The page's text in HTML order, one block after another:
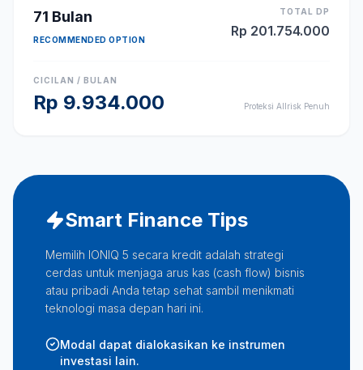
71 Bulan
RECOMMENDED OPTION
TOTAL DP
Rp 201.754.000
CICILAN / BULAN
Rp 9.934.000 Proteksi Allrisk Penuh
Smart Finance Tips
Memilih IONIQ 5 secara kredit adalah strategi
cerdas untuk menjaga arus kas (cash flow) bisnis
atau pribadi Anda tetap sehat sambil menikmati
teknologi masa depan hari ini.
Modal dapat dialokasikan ke instrumen
investasi lain.